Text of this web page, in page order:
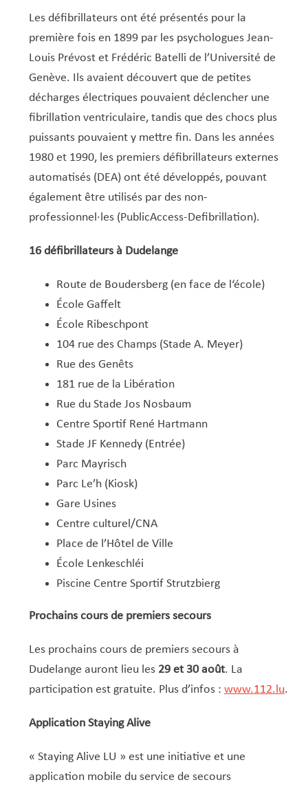
Les défibrillateurs ont été présentés pour la
première fois en 1899 par les psychologues Jean-
Louis Prévost et Frédéric Batelli de l’Université de
Genève. Ils avaient découvert que de petites
décharges électriques pouvaient déclencher une
fibrillation ventriculaire, tandis que des chocs plus
puissants pouvaient y mettre fin. Dans les années
1980 et 1990, les premiers défibrillateurs externes
automatisés (DEA) ont été développés, pouvant
également être utilisés par des non-
professionnel·les (PublicAccess-Defibrillation).
16 défibrillateurs à Dudelange
Route de Boudersberg (en face de l‘école)
École Gaffelt
École Ribeschpont
104 rue des Champs (Stade A. Meyer)
Rue des Genêts
181 rue de la Libération
Rue du Stade Jos Nosbaum
Centre Sportif René Hartmann
Stade JF Kennedy (Entrée)
Parc Mayrisch
Parc Le’h (Kiosk)
Gare Usines
Centre culturel/CNA
Place de l’Hôtel de Ville
École Lenkeschléi
Piscine Centre Sportif Strutzbierg
Prochains cours de premiers secours
Les prochains cours de premiers secours à
Dudelange auront lieu les 29 et 30 août. La
participation est gratuite. Plus d’infos : www.112.lu.
Application Staying Alive
« Staying Alive LU » est une initiative et une
application mobile du service de secours